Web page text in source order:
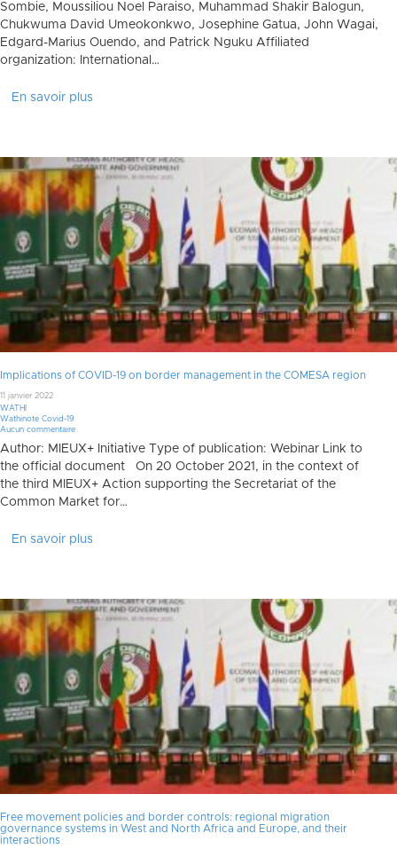
Sombie, Moussiliou Noel Paraiso, Muhammad Shakir Balogun,
Chukwuma David Umeokonkwo, Josephine Gatua, John Wagai,
Edgard-Marius Ouendo, and Patrick Nguku Affiliated
organization: International…
En savoir plus
Implications of COVID-19 on border management in the COMESA region
11 janvier 2022
WATHI
Wathinote Covid-19
Aucun commentaire
Author: MIEUX+ Initiative Type of publication: Webinar Link to
the official document On 20 October 2021, in the context of
the third MIEUX+ Action supporting the Secretariat of the
Common Market for…
En savoir plus
Free movement policies and border controls: regional migration
governance systems in West and North Africa and Europe, and their
interactions